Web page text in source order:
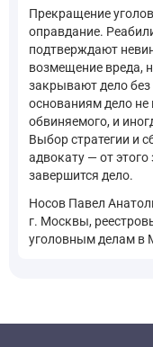
Прекращение
оправдание.
подтверждают
возмещение вреда,
закрывают дело
основаниям дело не
обвиняемого, и
Выбор стратегии и
адвокату — от
завершится дело.
Носов Павел
г. Москвы,
уголовным делам в